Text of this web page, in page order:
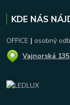
KDE NÁS
OFFICE | osobný
Vajnorská 135